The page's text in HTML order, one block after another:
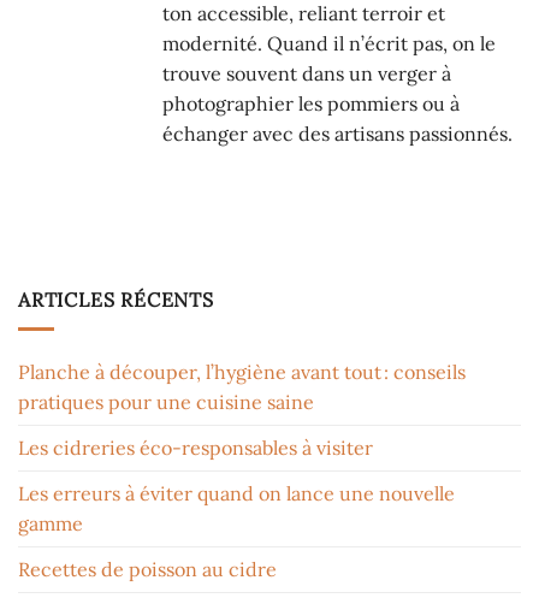
ton accessible, reliant terroir et
modernité. Quand il n’écrit pas, on le
trouve souvent dans un verger à
photographier les pommiers ou à
échanger avec des artisans passionnés.
ARTICLES RÉCENTS
Planche à découper, l’hygiène avant tout : conseils
pratiques pour une cuisine saine
Les cidreries éco-responsables à visiter
Les erreurs à éviter quand on lance une nouvelle
gamme
Recettes de poisson au cidre